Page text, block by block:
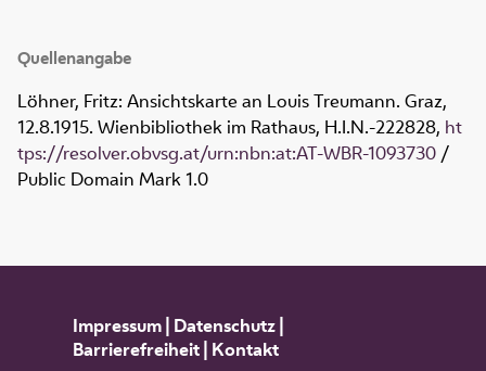
Quellenangabe
Löhner, Fritz: Ansichtskarte an Louis Treumann. Graz,
12.8.1915. Wienbibliothek im Rathaus, H.I.N.-222828, ht
tps://resolver.obvsg.at/urn:nbn:at:AT-WBR-1093730 /
Public Domain Mark 1.0
Impressum| Datenschutz|
Barrierefreiheit| Kontakt